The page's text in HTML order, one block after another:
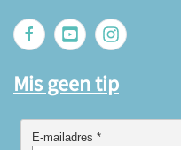
Mis geen tip